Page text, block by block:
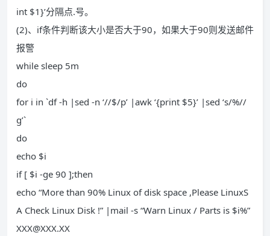
int $1}’分隔点.号。
(2)、if条件判断该大小是否大于90，如果大于90则发送邮件
报警
while sleep 5m
do
for i in `df -h |sed -n ‘//$/p’ |awk ‘{print $5}’ |sed ‘s/%//
g’`
do
echo $i
if [ $i -ge 90 ];then
echo “More than 90% Linux of disk space ,Please LinuxS
A Check Linux Disk !” |mail -s “Warn Linux / Parts is $i%”
XXX@XXX.XX